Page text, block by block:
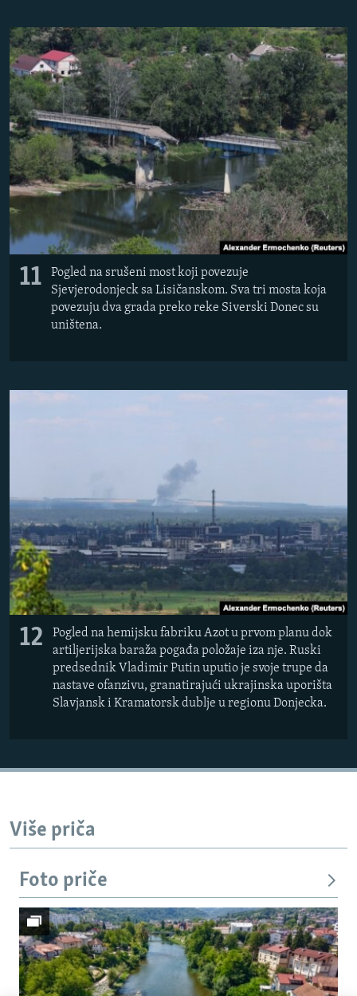
11
Pogled na srušeni most koji povezuje
Sjevjerodonjeck sa Lisičanskom. Sva tri mosta koja
povezuju dva grada preko reke Siverski Donec su
uništena.
12
Pogled na hemijsku fabriku Azot u prvom planu dok
artiljerijska baraža pogađa položaje iza nje. Ruski
predsednik Vladimir Putin uputio je svoje trupe da
nastave ofanzivu, granatirajući ukrajinska uporišta
Slavjansk i Kramatorsk dublje u regionu Donjecka.
Više priča
Foto priče